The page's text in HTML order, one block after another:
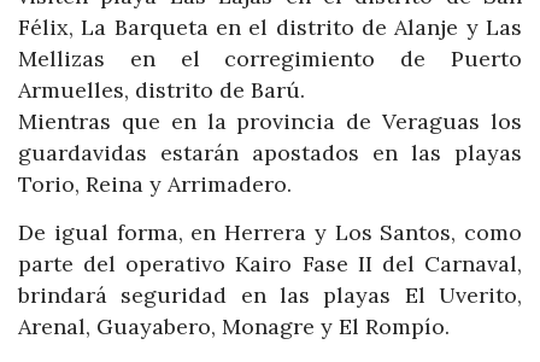
Félix, La Barqueta en el distrito de Alanje y Las
Mellizas en el corregimiento de Puerto
Armuelles, distrito de Barú.
Mientras que en la provincia de Veraguas los
guardavidas estarán apostados en las playas
Torio, Reina y Arrimadero.
De igual forma, en Herrera y Los Santos, como
parte del operativo Kairo Fase II del Carnaval,
brindará seguridad en las playas El Uverito,
Arenal, Guayabero, Monagre y El Rompío.